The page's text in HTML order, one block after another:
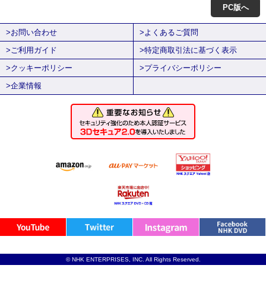
PC版へ
>お問い合わせ
>よくあるご質問
>ご利用ガイド
>特定商取引法に基づく表示
>クッキーポリシー
>プライバシーポリシー
>企業情報
© NHK ENTERPRISES, INC. All Rights Reserved.